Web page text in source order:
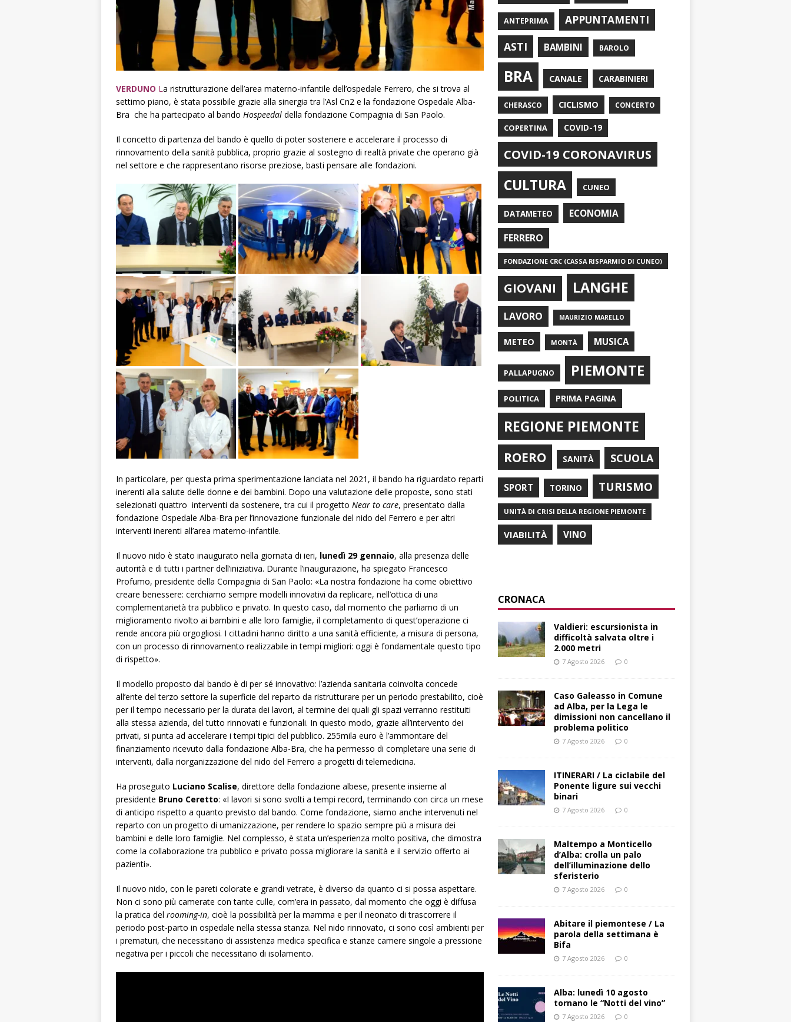
VERDUNO L a ristrutturazione dell’area materno-infantile dell’ospedale Ferrero, che si trova al
settimo piano, è stata possibile grazie alla sinergia tra l’Asl Cn2 e la fondazione Ospedale Alba-
Bra che ha partecipato al bando Hospeedal della fondazione Compagnia di San Paolo.
Il concetto di partenza del bando è quello di poter sostenere e accelerare il processo di
rinnovamento della sanità pubblica, proprio grazie al sostegno di realtà private che operano già
nel settore e che rappresentano risorse preziose, basti pensare alle fondazioni.
In particolare, per questa prima sperimentazione lanciata nel 2021, il bando ha riguardato reparti
inerenti alla salute delle donne e dei bambini. Dopo una valutazione delle proposte, sono stati
selezionati quattro interventi da sostenere, tra cui il progetto Near to care, presentato dalla
fondazione Ospedale Alba-Bra per l’innovazione funzionale del nido del Ferrero e per altri
interventi inerenti all’area materno-infantile.
Il nuovo nido è stato inaugurato nella giornata di ieri, lunedì 29 gennaio, alla presenza delle
autorità e di tutti i partner dell’iniziativa. Durante l’inaugurazione, ha spiegato Francesco
Profumo, presidente della Compagnia di San Paolo: «La nostra fondazione ha come obiettivo
creare benessere: cerchiamo sempre modelli innovativi da replicare, nell’ottica di una
complementarietà tra pubblico e privato. In questo caso, dal momento che parliamo di un
miglioramento rivolto ai bambini e alle loro famiglie, il completamento di quest’operazione ci
rende ancora più orgogliosi. I cittadini hanno diritto a una sanità efficiente, a misura di persona,
con un processo di rinnovamento realizzabile in tempi migliori: oggi è fondamentale questo tipo
di rispetto».
Il modello proposto dal bando è di per sé innovativo: l’azienda sanitaria coinvolta concede
all’ente del terzo settore la superficie del reparto da ristrutturare per un periodo prestabilito, cioè
per il tempo necessario per la durata dei lavori, al termine dei quali gli spazi verranno restituiti
alla stessa azienda, del tutto rinnovati e funzionali. In questo modo, grazie all’intervento dei
privati, si punta ad accelerare i tempi tipici del pubblico. 255mila euro è l’ammontare del
finanziamento ricevuto dalla fondazione Alba-Bra, che ha permesso di completare una serie di
interventi, dalla riorganizzazione del nido del Ferrero a progetti di telemedicina.
Ha proseguito Luciano Scalise, direttore della fondazione albese, presente insieme al
presidente Bruno Ceretto: «I lavori si sono svolti a tempi record, terminando con circa un mese
di anticipo rispetto a quanto previsto dal bando. Come fondazione, siamo anche intervenuti nel
reparto con un progetto di umanizzazione, per rendere lo spazio sempre più a misura dei
bambini e delle loro famiglie. Nel complesso, è stata un’esperienza molto positiva, che dimostra
come la collaborazione tra pubblico e privato possa migliorare la sanità e il servizio offerto ai
pazienti».
Il nuovo nido, con le pareti colorate e grandi vetrate, è diverso da quanto ci si possa aspettare.
Non ci sono più camerate con tante culle, com’era in passato, dal momento che oggi è diffusa
la pratica del rooming-in, cioè la possibilità per la mamma e per il neonato di trascorrere il
periodo post-parto in ospedale nella stessa stanza. Nel nido rinnovato, ci sono così ambienti per
i prematuri, che necessitano di assistenza medica specifica e stanze camere singole a pressione
negativa per i piccoli che necessitano di isolamento.
ANTEPRIMA
APPUNTAMENTI
ASTI
BAMBINI BAROLO
BRA CANALE CARABINIERI
CHERASCO CICLISMO CONCERTO
COPERTINA COVID-19
COVID-19 CORONAVIRUS
CULTURA CUNEO
DATAMETEO ECONOMIA
FERRERO
FONDAZIONE CRC (CASSA RISPARMIO DI CUNEO)
GIOVANI LANGHE
LAVORO MAURIZIO MARELLO
METEO MONTÀ MUSICA
PALLAPUGNO PIEMONTE
POLITICA PRIMA PAGINA
REGIONE PIEMONTE
ROERO SANITÀ SCUOLA
SPORT TORINO TURISMO
UNITÀ DI CRISI DELLA REGIONE PIEMONTE
VIABILITÀ VINO
CRONACA
Valdieri: escursionista in
difficoltà salvata oltre i
2.000 metri
7 Agosto 2026 0
Caso Galeasso in Comune
ad Alba, per la Lega le
dimissioni non cancellano il
problema politico
7 Agosto 2026 0
ITINERARI / La ciclabile del
Ponente ligure sui vecchi
binari
7 Agosto 2026 0
Maltempo a Monticello
d’Alba: crolla un palo
dell’illuminazione dello
sferisterio
7 Agosto 2026 0
Abitare il piemontese / La
parola della settimana è
Bifa
7 Agosto 2026 0
Alba: lunedì 10 agosto
tornano le “Notti del vino”
7 Agosto 2026 0